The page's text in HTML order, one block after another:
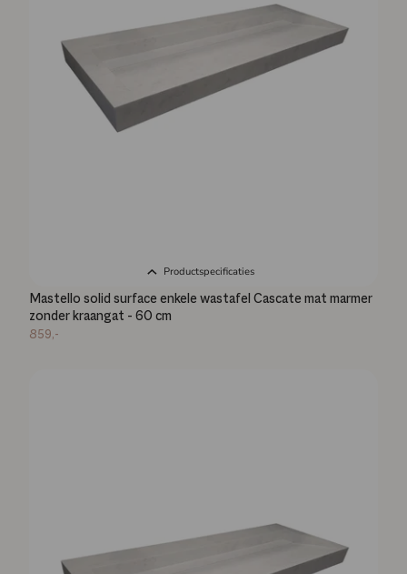
Productspecificaties
Mastello solid surface enkele wastafel Cascate mat marmer
zonder kraangat - 60 cm
859,-